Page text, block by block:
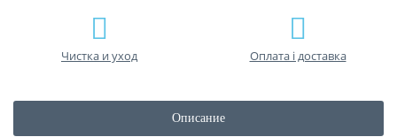
Чистка и уход Оплата і доставка
Описание